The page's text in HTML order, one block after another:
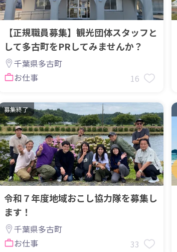
【正規職員募集】観光団体スタッフと
して多古町をPRしてみませんか？
千葉県多古町
お仕事
16
募集終了
令和７年度地域おこし協力隊を募集し
ます！
千葉県多古町
お仕事
33